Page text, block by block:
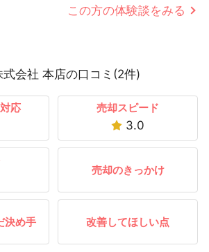
この方の体験談をみる
会社 本店の口コミ(2件)
応 売却スピード
3.0
売却のきっかけ
決め手 改善してほしい点